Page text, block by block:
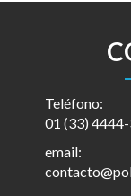
Teléfono:
01 (33)
email: